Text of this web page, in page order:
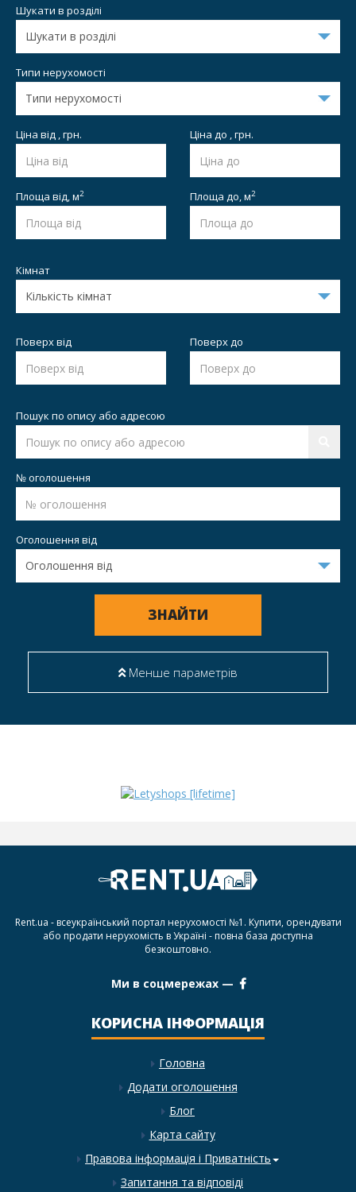
Шукати в розділі
Типи нерухомості
Ціна від , грн. Ціна до , грн.
Площа від,м2 Площа до,м2
Кімнат
Поверх від Поверх до
Пошук по опису або адресою
№ оголошення
Оголошення від
ЗНАЙТИ
Менше параметрів
Rent.ua - всеукраїнський портал нерухомості №1. Купити, орендувати
або продати нерухомість в Україні - повна база доступна
безкоштовно.
Ми в соцмережах —
КОРИСНА ІНФОРМАЦІЯ
Головна
Додати оголошення
Блог
Карта сайту
Правова інформація і Приватність
Запитання та відповіді